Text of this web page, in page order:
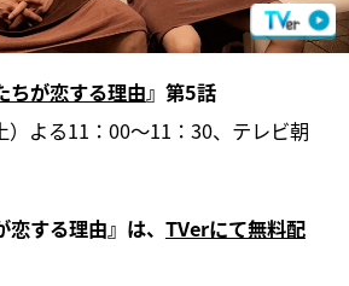
ちが恋する理由』第5話
）よる11：00〜11：30、テレビ朝
する理由』は、 TVerにて無料配